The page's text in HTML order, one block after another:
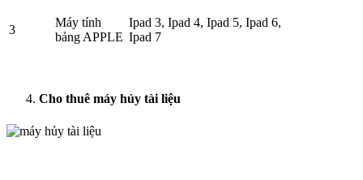
3
Máy tính
bảng APPLE
Ipad 3, Ipad 4, Ipad 5, Ipad 6,
Ipad 7
Cho thuê máy hủy tài liệu